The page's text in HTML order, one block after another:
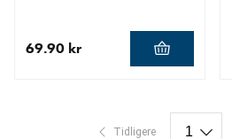
69.90 kr
Tidligere